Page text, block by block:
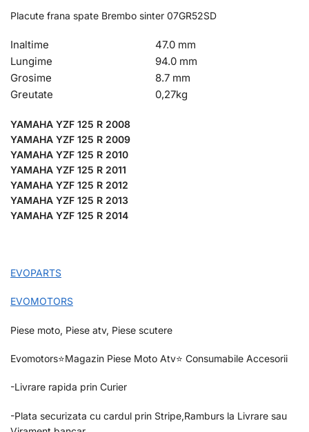
Placute frana spate Brembo sinter 07GR52SD
Inaltime
47.0 mm
Lungime
94.0 mm
Grosime
8.7 mm
Greutate
0,27kg
YAMAHA YZF 125 R 2008
YAMAHA YZF 125 R 2009
YAMAHA YZF 125 R 2010
YAMAHA YZF 125 R 2011
YAMAHA YZF 125 R 2012
YAMAHA YZF 125 R 2013
YAMAHA YZF 125 R 2014
EVOPARTS
EVOMOTORS
Piese moto, Piese atv, Piese scutere
Evomotors⭐️Magazin Piese Moto Atv⭐️ Consumabile Accesorii
-Livrare rapida prin Curier
-Plata securizata cu cardul prin Stripe,Ramburs la Livrare sau